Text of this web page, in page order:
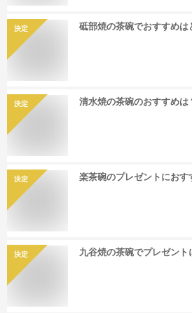
決定
砥部焼の茶碗でおすすめは
決定
清水焼の茶碗のおすすめは
決定
楽茶碗のプレゼントにおす
決定
九谷焼の茶碗でプレゼント